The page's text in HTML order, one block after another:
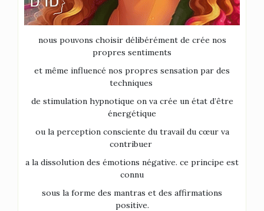
nous pouvons choisir délibérément de crée nos
propres sentiments
et même influencé nos propres sensation par des
techniques
de stimulation hypnotique on va crée un état d’être
énergétique
ou la perception consciente du travail du cœur va
contribuer
a la dissolution des émotions négative. ce principe est
connu
sous la forme des mantras et des affirmations
positive.